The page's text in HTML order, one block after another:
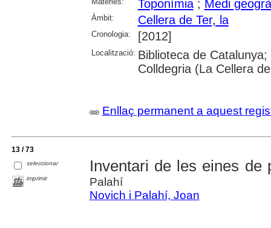
Toponímia; Medi
Àmbit: Cellera de Ter, la
Cronologia: [2012]
Localització: Biblioteca de
Colldegria (La Cellera
Enllaç permanent a aquest
13 / 73
seleccionar
imprimir
Inventari de les eines de
Palahí
Novich i Palahí, Joan